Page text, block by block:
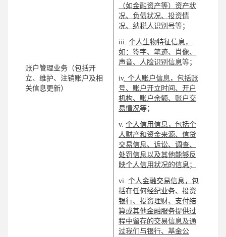
账户管理业务（包括开
立、维护、注销账户及相
关信息更新）
（如金融资产等）资产状
况、负债状况、投资情
况、纳税人识别号等；
iii. 个人生物特征信息，
如：签字、笔迹、肖像、
声音、人脸识别信息等；
iv. 个人账户信息，包括账
号、账户开立时间、开户
机构、账户余额、账户交
易情况等；
v. 个人信用信息，包括个
人财产和资金来源、信贷
交易信息、诉讼、调查、
处罚信息以及其他能够反
映个人信用状况的信息；
vi. 个人金融交易信息，包
括在任何经纪业务、投资
银行、投资理财、支付结
算或其他金融服务提供过
程中留存的交易信息及通
过我们与银行、基金公